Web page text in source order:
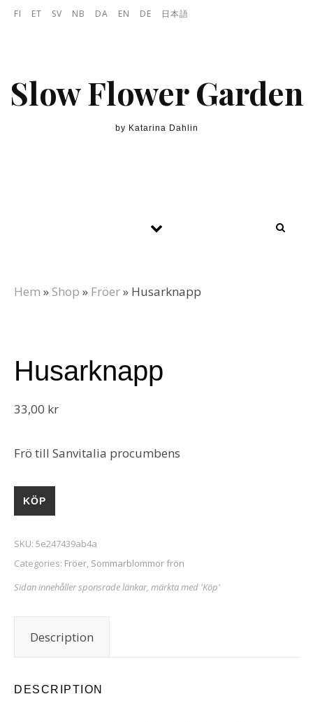
Skip to content
FI ET SV NB DA EN DE 日本語
Slow Flower Garden
by Katarina Dahlin
Hem » Shop » Fröer» Husarknapp
Husarknapp
33,00 kr
Frö till Sanvitalia procumbens
KÖP
SKU: 5e247439ab4a
Categories: Fröer, Sommarblommor frön
Sidan innehåller sponsrade länkar, märkta med 'Köp'
Description
DESCRIPTION